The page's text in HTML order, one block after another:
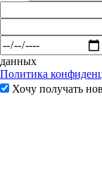
данных
Политика
Хочу получать